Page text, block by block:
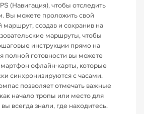
(Навигация), чтобы отследить
Вы можете проложить свой
маршрут, создав и сохранив на
маршруты, чтобы
инструкции прямо на
полной готовности вы можете
офлайн-карты, которые
синхронизируются с часами.
позволяет отмечать важные
начало тропы или место для
всегда знали, где находитесь.